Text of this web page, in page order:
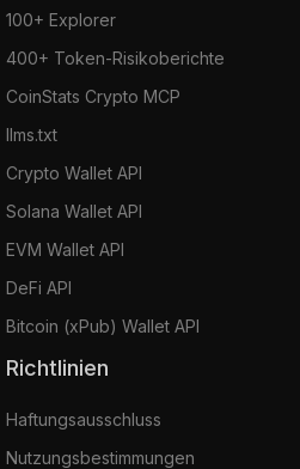
100+ Explorer
400+ Token-Risikoberichte
CoinStats Crypto MCP
llms.txt
Crypto Wallet API
Solana Wallet API
EVM Wallet API
DeFi API
Bitcoin (xPub) Wallet API
Richtlinien
Haftungsausschluss
Nutzungsbestimmungen